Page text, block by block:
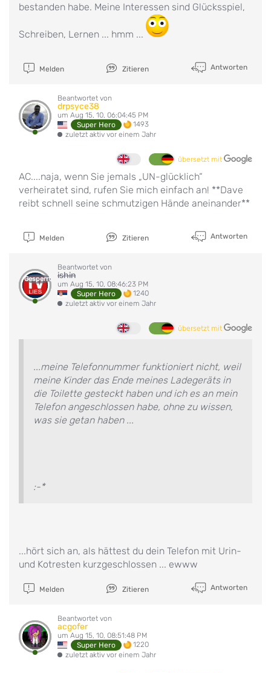
bestanden habe. Meine Interessen sind Glücksspiel,
Schreiben, Lernen ... hmm ...
Melden Zitieren Antworten
Beantwortet von
drpsyce38
um Aug 15, 10, 06:04:45 PM
Super Hero
1493
zuletzt aktiv vor einem Jahr
übersetzt mit
AC....naja, wenn Sie jemals „UN-glücklich“
verheiratet sind, rufen Sie mich einfach an! **Dave
reibt schnell seine schmutzigen Hände aneinander**
Melden Zitieren Antworten
Gesperrt
Beantwortet von
ishin
um Aug 15, 10, 08:46:23 PM
Super Hero
1240
zuletzt aktiv vor einem Jahr
übersetzt mit
...meine Telefonnummer funktioniert nicht, weil
meine Kinder das Ende meines Ladegeräts in
die Toilette gesteckt haben und ich es an mein
Telefon angeschlossen habe, ohne zu wissen,
was sie getan haben ...
:-*
...hört sich an, als hättest du dein Telefon mit Urin-
und Kotresten kurzgeschlossen ... ewww
Melden Zitieren Antworten
Beantwortet von
acgofer
um Aug 15, 10, 08:51:48 PM
Super Hero
1220
zuletzt aktiv vor einem Jahr